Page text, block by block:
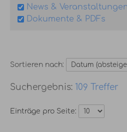
News &
Dokumente & PDFs
Sortieren nach:
109 Treffer
Einträge pro Seite: